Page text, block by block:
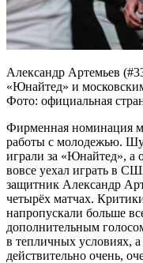
Александр Артемьев
«Юнайтед» и
Фото: официальная
Фирменная номинация
работы с молодежью.
играли за «Юнайтед», а
вовсе уехал играть в
защитник Александр
четырёх матчах.
напропускали больше
дополнительным
в тепличных условиях,
действительно очень,